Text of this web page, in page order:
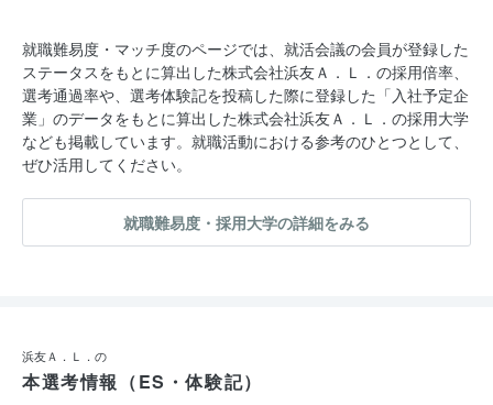
・残業時間は1日平均27分
・実働時間は7.5時間
・業界最大級のアミューズメント店舗を経営
就職難易度・マッチ度のページでは、就活会議の会員が登録した
ステータスをもとに算出した株式会社浜友Ａ．Ｌ．の採用倍率、
選考通過率や、選考体験記を投稿した際に登録した「入社予定企
業」のデータをもとに算出した株式会社浜友Ａ．Ｌ．の採用大学
なども掲載しています。就職活動における参考のひとつとして、
ぜひ活用してください。
就職難易度・採用大学の詳細をみる
浜友Ａ．Ｌ．の
本選考情報（ES・体験記）